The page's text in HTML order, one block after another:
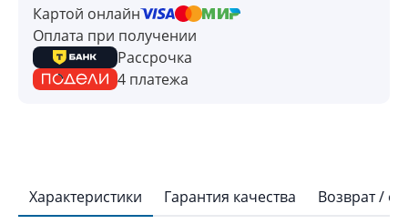
Картой онлайн
Оплата при получении
Рассрочка
4 платежа
Характеристики Гарантия качества Возврат /